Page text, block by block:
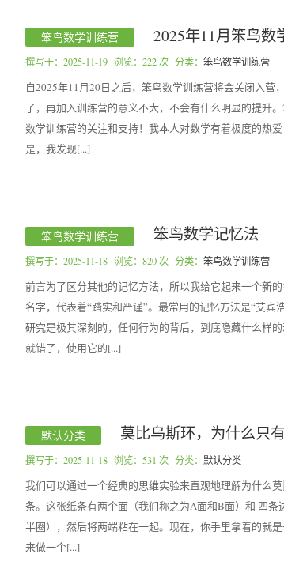
笨鸟数学训练营 2025年11月笨鸟数
撰写于： 2025-11-19 浏览：222 次 分类： 笨鸟数学训练营
自2025年11月20日之后，笨鸟数学训练营将会关闭入
了，再加入训练营的意义不大，不会有什么明显的提升
数学训练营的关注和支持！我本人对数学有着极度的热
是，我发现[...]
笨鸟数学训练营 笨鸟数学记忆法
撰写于： 2025-11-18 浏览：820 次 分类： 笨鸟数学训练营
前言为了区分其他的记忆方法，所以我给它起来一个新
名字，代表着“踏实和严谨”。最常用的记忆方法是“艾
研究是极其深刻的，任何行为的背后，到底隐藏什么样
就错了，使用它的[...]
默认分类 莫比乌斯环，为什么只
撰写于： 2025-11-18 浏览：531 次 分类： 默认分类
我们可以通过一个经典的思维实验来直观地理解为什么
条。这张纸条有两个面（我们称之为A面和B面）和 四
半圈），然后将两端粘在一起。现在，你手里拿着的就
来做一个[...]